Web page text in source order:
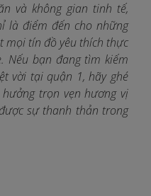
và không gian tinh tế,
là điểm đến cho những
mọi tín đồ yêu thích thực
Nếu bạn đang tìm kiếm
vời tại quận 1, hãy ghé
trọn vẹn hương vị
sự thanh thản trong